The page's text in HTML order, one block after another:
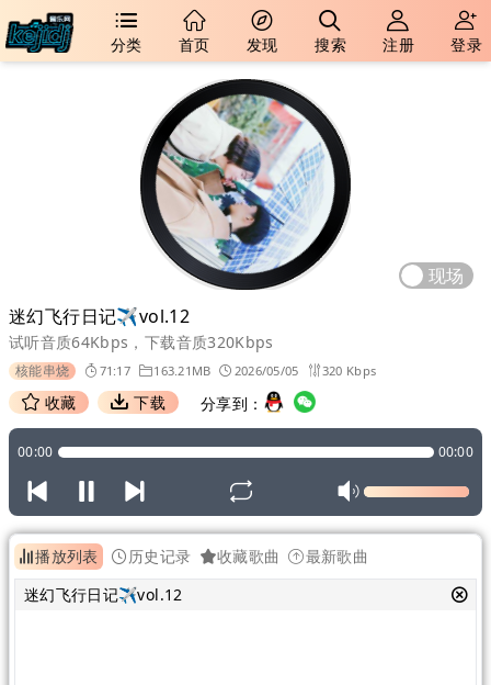
分类 首页 发现 搜索 注册 登录
现场
迷幻飞行日记✈vol.12
试听音质64Kbps，下载音质320Kbps
核能串烧 71:17 163.21MB 2026/05/05 320 Kbps
收藏 下载 分享到：
00:00 00:00
播放列表 历史记录 收藏歌曲
最新歌曲
迷幻飞行日记✈vol.12